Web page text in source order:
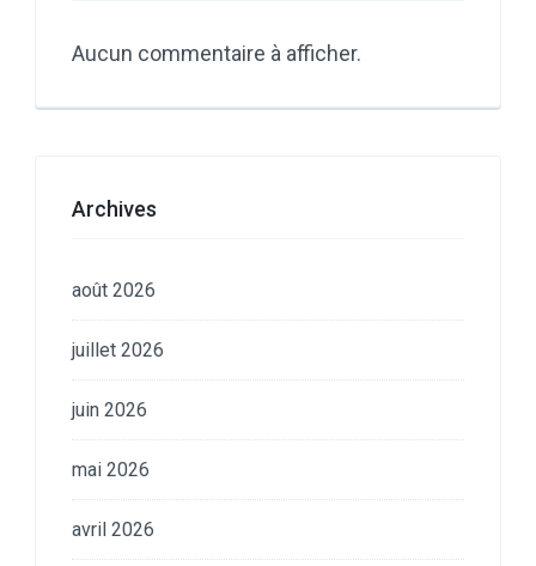
Aucun commentaire à afficher.
Archives
août 2026
juillet 2026
juin 2026
mai 2026
avril 2026